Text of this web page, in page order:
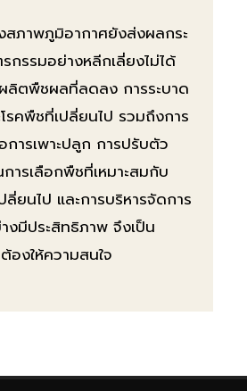
สภาพภูมิอากาศยังส่งผลกระ
กรรมอย่างหลีกเลี่ยงไม่ได้
ลิตพืชผลที่ลดลง การระบาด
รคพืชที่เปลี่ยนไป รวมถึงการ
การเพาะปลูก การปรับตัว
ารเลือกพืชที่เหมาะสมกับ
ยนไป และการบริหารจัดการ
งมีประสิทธิภาพ จึงเป็น
องให้ความสนใจ